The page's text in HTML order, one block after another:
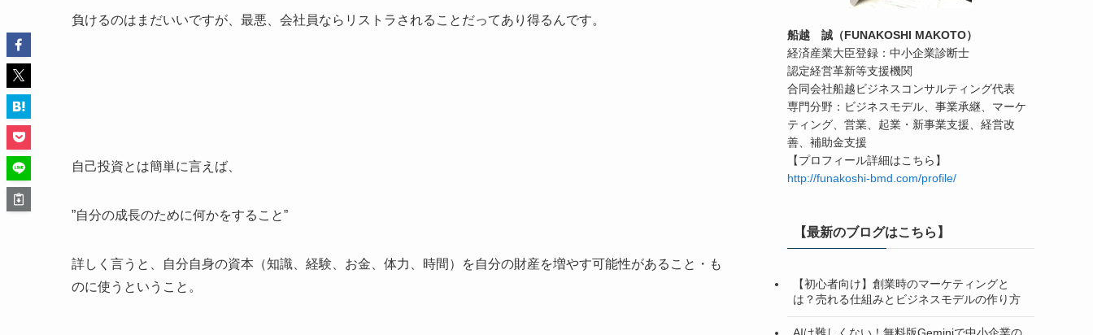
負けるのはまだいいですが、最悪、会社員ならリストラされることだってあり得るんです。
自己投資とは簡単に言えば、
”自分の成長のために何かをすること”
詳しく言うと、自分自身の資本（知識、経験、お金、体力、時間）を自分の財産を増やす可能性があること・も
のに使うということ。
船越 誠（FUNAKOSHI MAKOTO）
経済産業大臣登録：中小企業診断士
認定経営革新等支援機関
合同会社船越ビジネスコンサルティング代表
専門分野：ビジネスモデル、事業承継、マーケ
ティング、営業、起業・新事業支援、経営改
善、補助金支援
【プロフィール詳細はこちら】
http://funakoshi-bmd.com/profile/
【最新のブログはこちら】
【初心者向け】創業時のマーケティングと
は？売れる仕組みとビジネスモデルの作り方